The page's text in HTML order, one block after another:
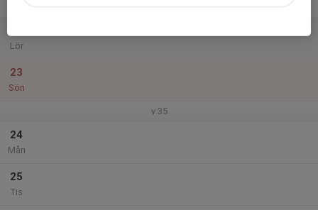
Lör
23
Sön
v.35
24
Mån
25
Tis